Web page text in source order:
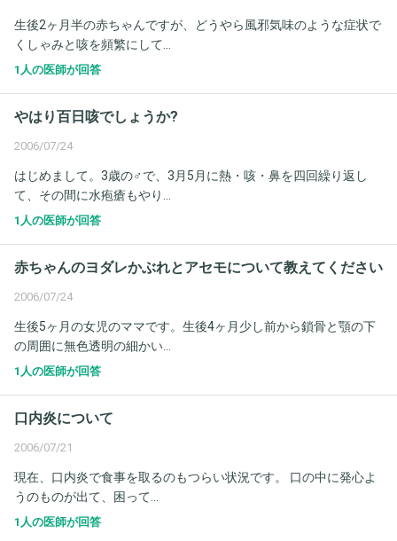
生後2ヶ月半の赤ちゃんですが、どうやら風邪気味のような症状で
くしゃみと咳を頻繁にして...
1人の医師が回答
やはり百日咳でしょうか?
2006/07/24
はじめまして。3歳の♂で、3月5月に熱・咳・鼻を四回繰り返し
て、その間に水疱瘡もやり...
1人の医師が回答
赤ちゃんのヨダレかぶれとアセモについて教えてください
2006/07/24
生後5ヶ月の女児のママです。生後4ヶ月少し前から鎖骨と顎の下
の周囲に無色透明の細かい...
1人の医師が回答
口内炎について
2006/07/21
現在、口内炎で食事を取るのもつらい状況です。 口の中に発心よ
うのものが出て、困って...
1人の医師が回答